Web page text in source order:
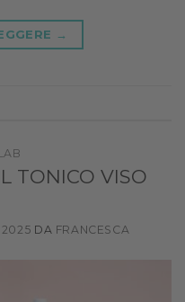
→
TONICO VISO
DA FRANCESCA